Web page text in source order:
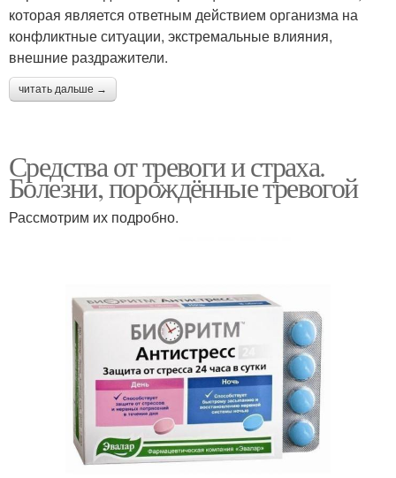
которая является ответным действием организма на
конфликтные ситуации, экстремальные влияния,
внешние раздражители.
читать дальше →
Средства от тревоги и страха.
Болезни, порождённые тревогой
Рассмотрим их подробно.